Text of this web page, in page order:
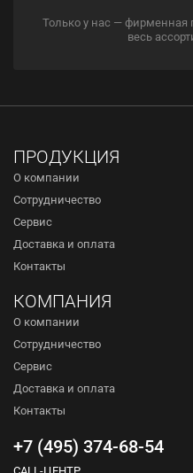
Только у нас — фирменная
весь
ПРОДУКЦИЯ
О компании
Сотрудничество
Сервис
Доставка и оплата
Контакты
КОМПАНИЯ
О компании
Сотрудничество
Сервис
Доставка и оплата
Контакты
+7 (495) 374-68-54